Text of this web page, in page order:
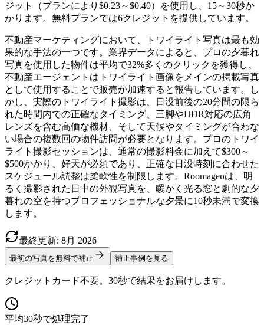
ジット（プランにより$0.23～$0.40）を使用し、15～30秒か
かります。無料プランでは6クレジットを提供しています。
不動産マーケティングにおいて、トワイライト写真は最も効
果的な手法の一つです。業界データによると、プロの夕暮れ
写真を使用した物件は平均で32%多くのクリックを獲得し、
不動産エージェントはトワイライト画像をメインの掲載写真
として使用することで販売が加速すると報告しています。し
かし、実際のトワイライト撮影は、日没前後の20分間の限ら
れた時間内での正確なタイミング、三脚やHDR対応の広角
レンズを含む高価な機材、そして天候やタイミングが合わな
い場合の複数回の物件訪問が必要となります。プロのトワイ
ライト撮影セッションは、通常の撮影料金に加えて$300～
$500かかり、好天が必須であり、正確な日没時刻に合わせた
スケジュール調整は柔軟性を制限します。Roomagenは、明
るく撮影された日中の外観写真を、暖かく光る窓と劇的な夕
暮れの空を持つプロフェッショナルな夕景に10秒未満で変換
します。
最終更新: 8月 2026
最初の写真を無料で補正 補正事例を見る
クレジットカード不要。30秒で結果をお届けします。
平均30秒で処理完了